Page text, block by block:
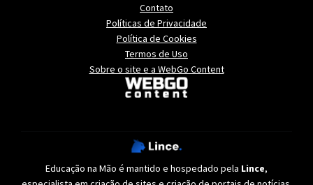
Contato
Políticas de Privacidade
Política de Cookies
Termos de Uso
Sobre o site e a WebGo Content
Educação na Mão é mantido e hospedado pela Lince,